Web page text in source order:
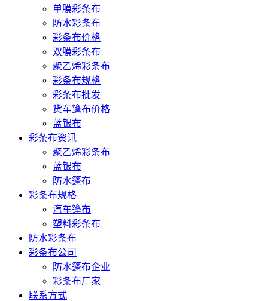
单膜彩条布
防水彩条布
彩条布价格
双膜彩条布
聚乙烯彩条布
彩条布规格
彩条布批发
货车篷布价格
蓝银布
彩条布资讯
聚乙烯彩条布
蓝银布
防水篷布
彩条布规格
汽车篷布
塑料彩条布
防水彩条布
彩条布公司
防水篷布企业
彩条布厂家
联系方式